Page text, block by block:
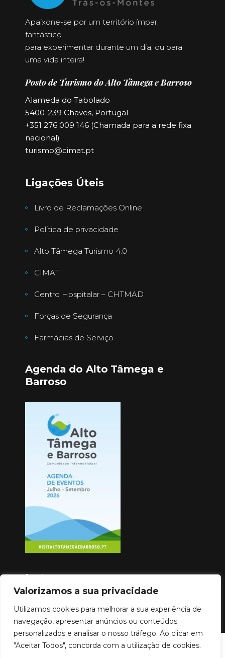
Valorizamos a sua privacidade
Utilizamos cookies para melhorar a sua experiência de
navegação, apresentar anúncios ou conteúdos
personalizados e analisar o nosso tráfego. Ao clicar em
"Aceitar Todos", concorda com a utilização de cookies.
Apaixone-se por um território ímpar,
fantástico
para experimentar durante um dia, ou para
uma vida inteira!
Posto de Turismo do Alto Tâmega e Barroso
Alameda do Tabolado
5400-239 Chaves, Portugal
+351 276 009 146 (Chamada para a rede fixa
nacional)
turismo@cimat.pt
Ligações Úteis
Livro de Reclamações Online
Política de privacidade
Alto Tâmega Turismo 4.0
CIMAT
Centro Hospitalar – CHTMAD
Forças de Segurança
Farmácias de Serviço
Agenda do Alto Tâmega e
Barroso
Instagram